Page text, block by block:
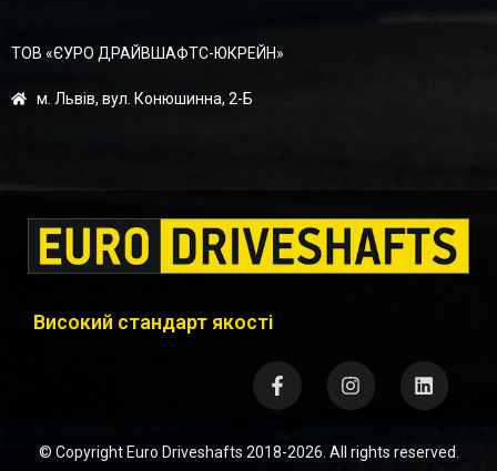
ТОВ «ЄУРО ДРАЙВШАФТC-ЮКРЕЙН»
м. Львів, вул. Конюшинна, 2-Б
Високий стандарт якості
© CopyrightEuro Driveshafts 2018-2026. All rights reserved.